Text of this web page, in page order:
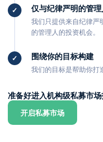
仅与纪律严明的管
我们只提供来自纪律严
的管理人的投资机会。
围绕你的目标构建
我们的目标是帮助你打
准备好进入机构级私募市场
开启私募市场